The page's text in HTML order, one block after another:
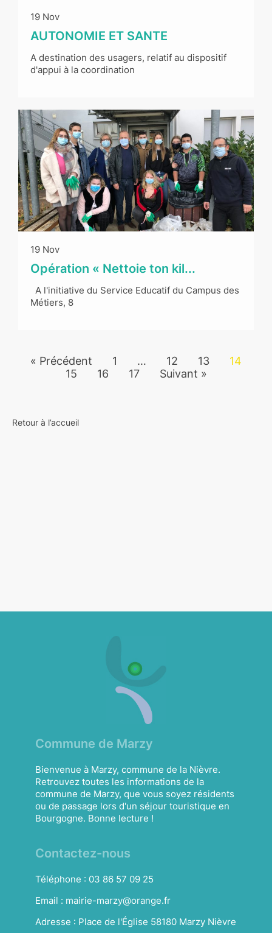
Retour à l’accueil
19 Nov
AUTONOMIE ET SANTE
A destination des usagers, relatif au dispositif
d'appui à la coordination
19 Nov
Opération « Nettoie ton kil...
A l'initiative du Service Educatif du Campus des
Métiers, 8
« Précédent 1 … 12 13
14
15
16 17 Suivant »
Commune de Marzy
Bienvenue à Marzy, commune de la Nièvre.
Retrouvez toutes les informations de la
commune de Marzy, que vous soyez résidents
ou de passage lors d'un séjour touristique en
Bourgogne. Bonne lecture !
Contactez-nous
Téléphone : 03 86 57 09 25
Email : mairie-marzy@orange.fr
Adresse : Place de l'Église 58180 Marzy Nièvre